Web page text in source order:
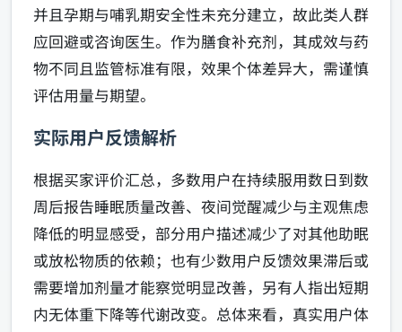
并且孕期与哺乳期安全性未充分建立，故此类人群
应回避或咨询医生。作为膳食补充剂，其成效与药
物不同且监管标准有限，效果个体差异大，需谨慎
评估用量与期望。
实际用户反馈解析
根据买家评价汇总，多数用户在持续服用数日到数
周后报告睡眠质量改善、夜间觉醒减少与主观焦虑
降低的明显感受，部分用户描述减少了对其他助眠
或放松物质的依赖；也有少数用户反馈效果滞后或
需要增加剂量才能察觉明显改善，另有人指出短期
内无体重下降等代谢改变。总体来看，真实用户体